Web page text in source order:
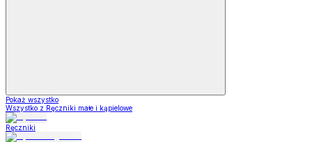
Pokaż wszystko
Wszystko z Ręczniki małe i kąpielowe
Ręczniki